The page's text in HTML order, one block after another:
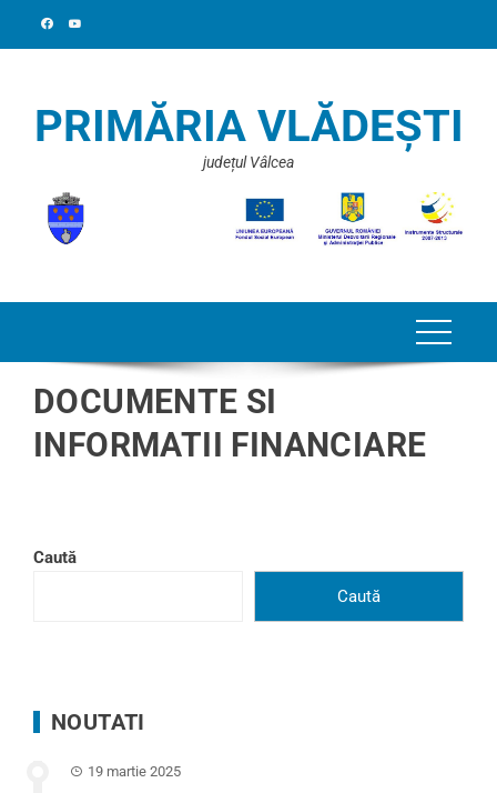
PRIMĂRIA VLĂDEȘTI
județul Vâlcea
DOCUMENTE SI
INFORMATII FINANCIARE
Caută
Caută
NOUTATI
19 martie 2025